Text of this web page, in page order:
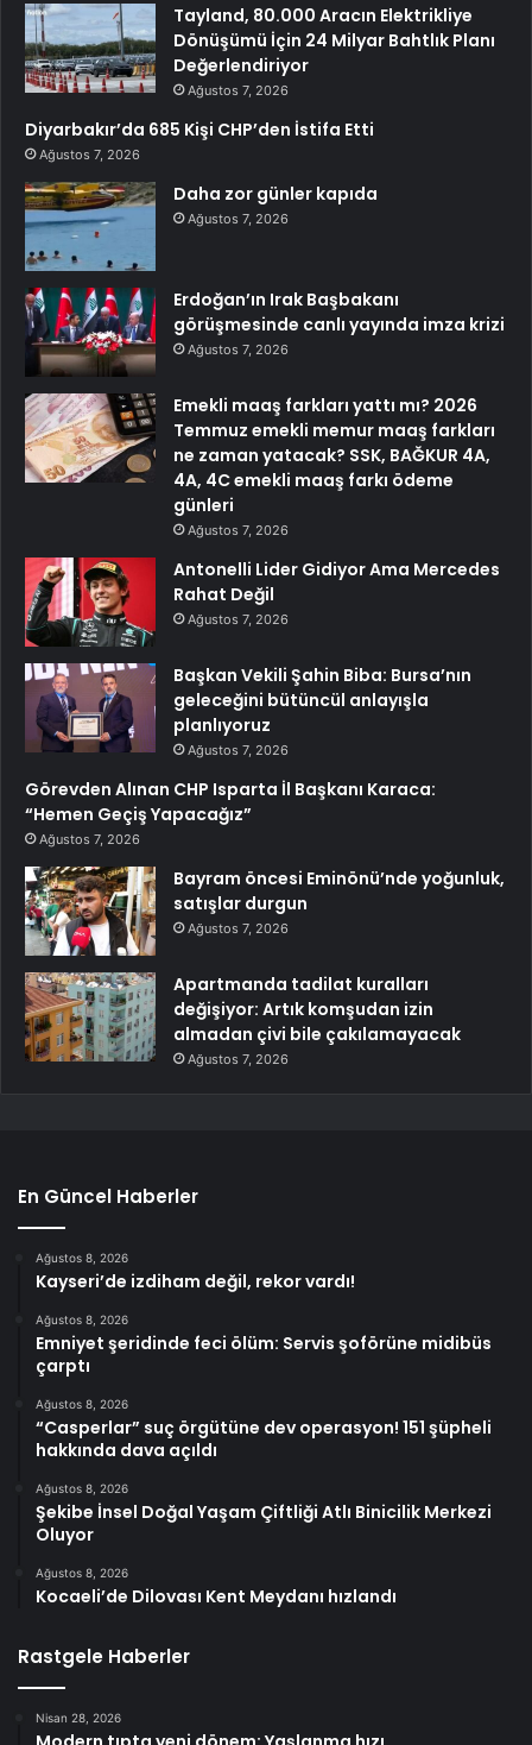
Tayland, 80.000 Aracın Elektrikliye
Dönüşümü İçin 24 Milyar Bahtlık Planı
Değerlendiriyor
Ağustos 7, 2026
Diyarbakır’da 685 Kişi CHP’den İstifa Etti
Ağustos 7, 2026
Daha zor günler kapıda
Ağustos 7, 2026
Erdoğan’ın Irak Başbakanı
görüşmesinde canlı yayında imza krizi
Ağustos 7, 2026
Emekli maaş farkları yattı mı? 2026
Temmuz emekli memur maaş farkları
ne zaman yatacak? SSK, BAĞKUR 4A,
4A, 4C emekli maaş farkı ödeme
günleri
Ağustos 7, 2026
Antonelli Lider Gidiyor Ama Mercedes
Rahat Değil
Ağustos 7, 2026
Başkan Vekili Şahin Biba: Bursa’nın
geleceğini bütüncül anlayışla
planlıyoruz
Ağustos 7, 2026
Görevden Alınan CHP Isparta İl Başkanı Karaca:
“Hemen Geçiş Yapacağız”
Ağustos 7, 2026
Bayram öncesi Eminönü’nde yoğunluk,
satışlar durgun
Ağustos 7, 2026
Apartmanda tadilat kuralları
değişiyor: Artık komşudan izin
almadan çivi bile çakılamayacak
Ağustos 7, 2026
En Güncel Haberler
Ağustos 8, 2026
Kayseri’de izdiham değil, rekor vardı!
Ağustos 8, 2026
Emniyet şeridinde feci ölüm: Servis şoförüne midibüs
çarptı
Ağustos 8, 2026
“Casperlar” suç örgütüne dev operasyon! 151 şüpheli
hakkında dava açıldı
Ağustos 8, 2026
Şekibe İnsel Doğal Yaşam Çiftliği Atlı Binicilik Merkezi
Oluyor
Ağustos 8, 2026
Kocaeli’de Dilovası Kent Meydanı hızlandı
Rastgele Haberler
Nisan 28, 2026